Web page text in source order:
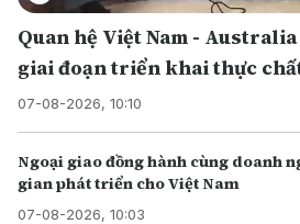
Quan hệ Việt Nam -
giai đoạn triển khai thực
07-08-2026, 10:10
Ngoại giao đồng hành cùng doanh
gian phát triển cho Việt Nam
07-08-2026, 10:03